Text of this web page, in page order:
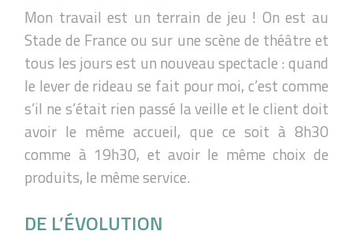
Mon travail est un terrain de jeu ! On est au
Stade de France ou sur une scène de théâtre et
tous les jours est un nouveau spectacle : quand
le lever de rideau se fait pour moi, c’est comme
s’il ne s’était rien passé la veille et le client doit
avoir le même accueil, que ce soit à 8h30
comme à 19h30, et avoir le même choix de
produits, le même service.
DE L’ÉVOLUTION